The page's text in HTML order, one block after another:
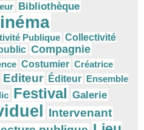
Bibliothèque
Publique Collectivité
Compagnie
Costumier Créatrice
Editeur Éditeur Ensemble
Festival Galerie
Intervenant